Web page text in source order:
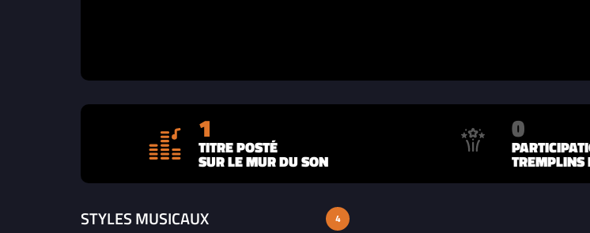
1
TITRE POSTÉ
SUR LE MUR DU SON
0
TREMPLINS
STYLES MUSICAUX 4